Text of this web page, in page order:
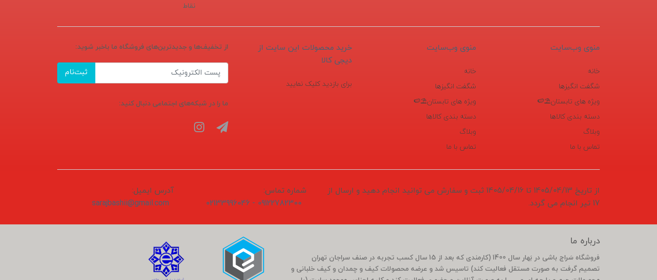
نقاط
منوی وب‌سایت
خانه
شگفت انگیزها
ویژه های تابستان⛱️🍉
دسته بندی کالاها
وبلاگ
تماس با ما
منوی وب‌سایت
خانه
شگفت انگیزها
ویژه های تابستان⛱️🍉
دسته بندی کالاها
وبلاگ
تماس با ما
خرید محصولات این سایت از
دیجی کالا
برای بازدید کلیک نمایید
از تخفیف‌ها و جدیدترین‌های فروشگاه ما باخبر شوید:
ثبت‌نام
ما را در شبکه‌های اجتماعی دنبال کنید:
از تاریخ 1405/04/13 تا 1405/04/16 ثبت و سفارش می توانید انجام دهید و ارسال از
17 تیر انجام می گردد.
شماره تماس:
09122782300 - 02133996046
آدرس ایمیل:
sarajbashii@gmail.com
درباره ما
فروشگاه سَراج باشی در بَهار سال 1400 (کارمندی که بعد از 15 سال کسب تجربه در صنف سراجان تهران
تصمیم گرفت به صورت مستقل فعالیت کند) تاسیس شد و عرضه محصولات کیف و چمدان و کیف خلبانی و